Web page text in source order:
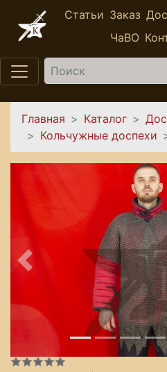
Перейти к основному
Статьи Заказ
ЧаВО
Найти
Вы здесь
Главная Каталог
Кольчужные доспехи
Предыдущее